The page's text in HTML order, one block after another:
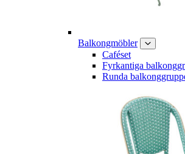
Balkongmöbler
Caféset
Fyrkantiga
Runda